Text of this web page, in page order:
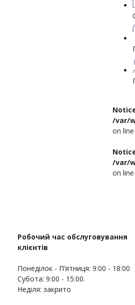
/var/
on line
/var/
on line
Робочий час обслуговування
клієнтів
Понеділок - П’ятниця: 9:00 - 18:00
Субота: 9:00 - 15:00.
Неділя: закрито